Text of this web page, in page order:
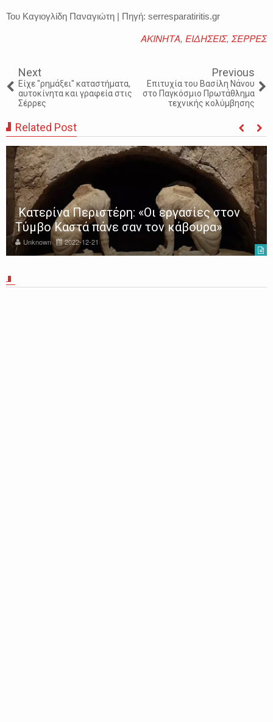
Του Καγιογλίδη Παναγιώτη | Πηγή: serresparatiritis.gr
ΑΚΙΝΗΤΑ, ΕΙΔΗΣΕΙΣ, ΣΕΡΡΕΣ
Next
Είχε "ρημάξει" καταστήματα,
αυτοκίνητα και γραφεία στις
Σέρρες
Previous
Επιτυχία του Βασίλη Νάνου
στο Παγκόσμιο Πρωτάθλημα
τεχνικής κολύμβησης
Related Post
Κατερίνα Περιστέρη: «Οι εργασίες στον
Τύμβο Καστά πάνε σαν τον κάβουρα»
Unknown 2022-12-21